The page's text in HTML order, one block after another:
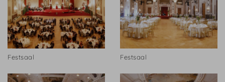
Festsaal Festsaal